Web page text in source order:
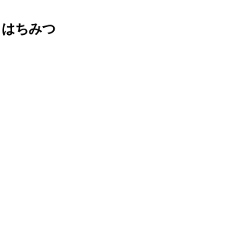
はちみつ